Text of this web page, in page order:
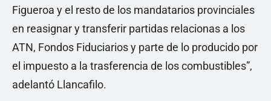
Figueroa y el resto de los mandatarios provinciales
en reasignar y transferir partidas relacionas a los
ATN, Fondos Fiduciarios y parte de lo producido por
el impuesto a la trasferencia de los combustibles”,
adelantó Llancafilo.